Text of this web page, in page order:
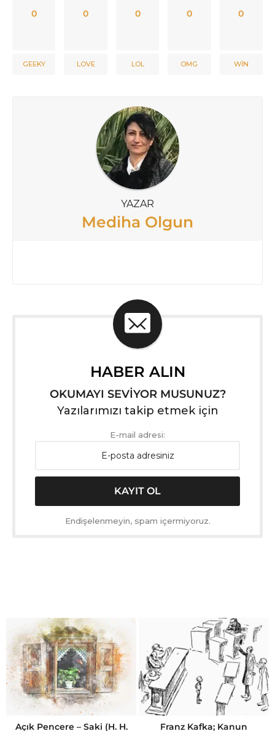
0
GEEKY
0
LOVE
0
LOL
0
OMG
0
WIN
YAZAR
Mediha Olgun
HABER ALIN
OKUMAYI SEVİYOR MUSUNUZ?
Yazılarımızı takip etmek için
E-mail adresi:
Endişelenmeyin, spam içermiyoruz.
Açık Pencere – Saki (H. H. Franz Kafka; Kanun